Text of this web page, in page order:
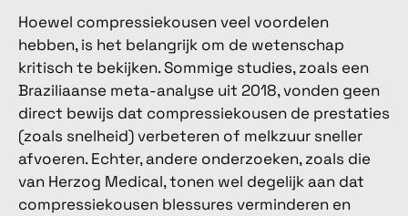
Hoewel compressiekousen veel voordelen
hebben, is het belangrijk om de wetenschap
kritisch te bekijken. Sommige studies, zoals een
Braziliaanse meta-analyse uit 2018, vonden geen
direct bewijs dat compressiekousen de prestaties
(zoals snelheid) verbeteren of melkzuur sneller
afvoeren. Echter, andere onderzoeken, zoals die
van Herzog Medical, tonen wel degelijk aan dat
compressiekousen blessures verminderen en